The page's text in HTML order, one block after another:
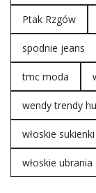
Ptak Rzgów
spodnie jeans
tmc moda
wendy trendy
włoskie
włoskie ubrania